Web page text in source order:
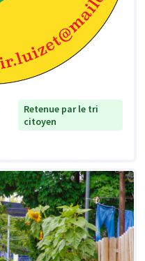
Retenue par le tri
citoyen